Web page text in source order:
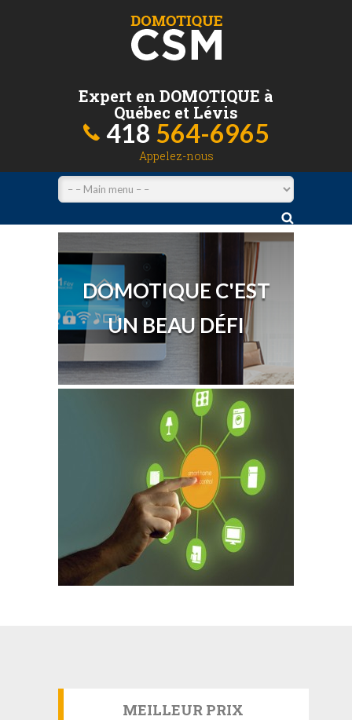
Expert en DOMOTIQUE à
Québec et Lévis
418 564-6965
Appelez-nous
DOMOTIQUE C'EST
UN BEAU DÉFI
MEILLEUR PRIX